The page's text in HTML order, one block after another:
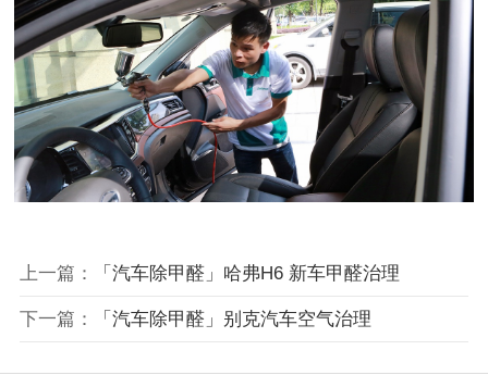
上一篇： 「汽车除甲醛」哈弗H6 新车甲醛治理
下一篇： 「汽车除甲醛」别克汽车空气治理